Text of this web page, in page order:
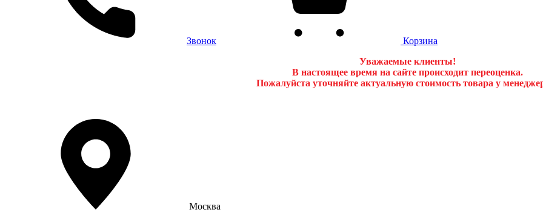
Звонок
Корзина
Уважаемые клиенты!
В настоящее время на сайте происходит переоценка.
Пожалуйста уточняйте актуальную стоимость товара у
Москва